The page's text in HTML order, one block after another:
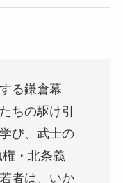
る鎌倉幕
ちの駆け引
び、武士の
・北条義
者は、いか